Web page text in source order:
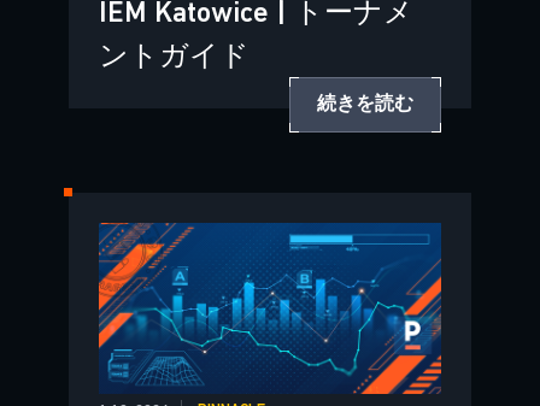
IEM Katowice | トーナメ
ントガイド
続きを読む